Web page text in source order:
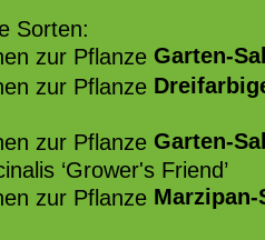
Sorten:
Garten-
Garten-
‘Grower's Friend’
Marzipan-